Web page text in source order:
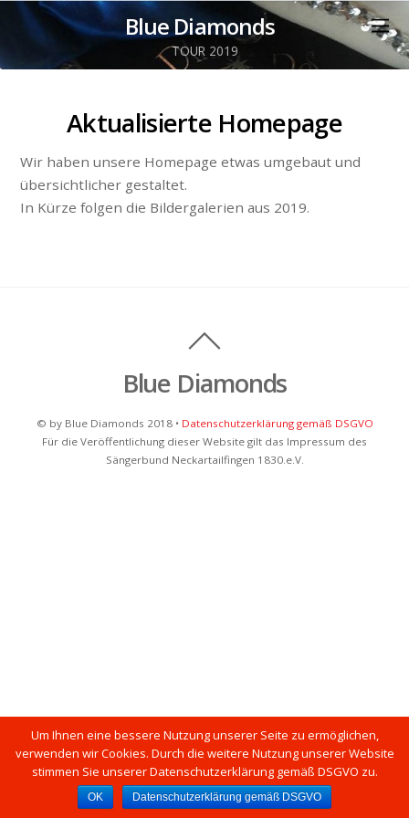
Blue Diamonds
TOUR 2019
Aktualisierte Homepage
Wir haben unsere Homepage etwas umgebaut und
übersichtlicher gestaltet.
In Kürze folgen die Bildergalerien aus 2019.
Blue Diamonds
© by Blue Diamonds 2018 • Datenschutzerklärung gemäß DSGVO
Für die Veröffentlichung dieser Website gilt das Impressum des
Sängerbund Neckartailfingen 1830.e.V.
Um Ihnen eine bessere Nutzung unserer Seite zu ermöglichen,
verwenden wir Cookies. Durch die weitere Nutzung unserer Website
stimmen Sie unserer Datenschutzerklärung gemäß DSGVO zu.
OK Datenschutzerklärung gemäß DSGVO